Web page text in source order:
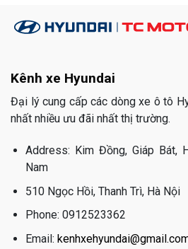
Kênh xe Hyundai
Đại lý cung cấp các dòng xe ô tô
nhất nhiều ưu đãi nhất thị trường.
Address: Kim Đồng, Giáp Bát,
Nam
510 Ngọc Hồi, Thanh Trì, Hà Nội
Phone: 0912523362
Email: